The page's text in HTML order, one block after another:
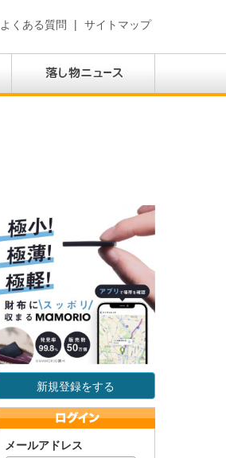
よくある質問 | サイトマップ
新規登録をする
メールアドレス